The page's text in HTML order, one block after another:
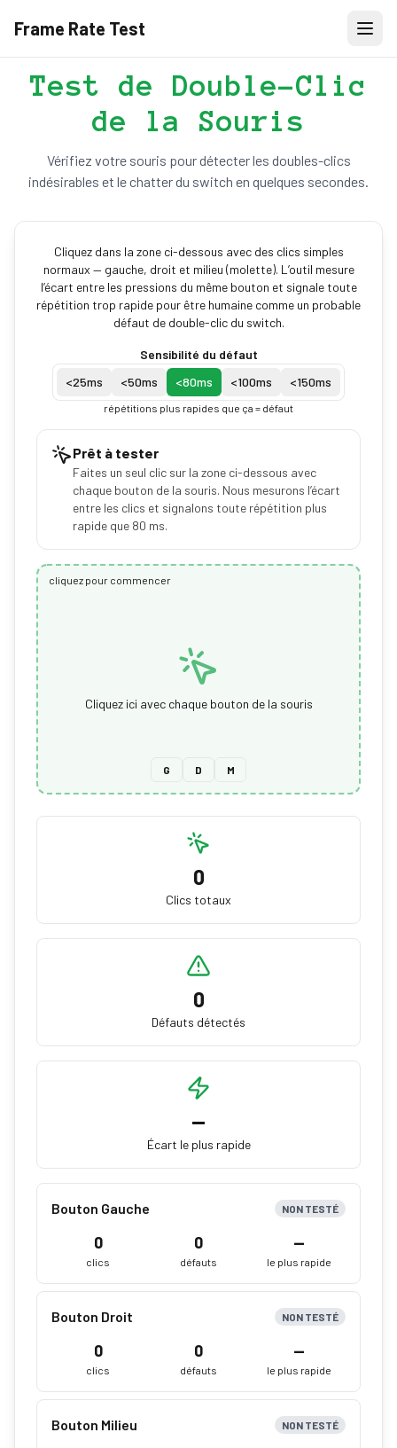
Frame Rate Test
Test de Double-Clic
de la Souris
Vérifiez votre souris pour détecter les doubles-clics
indésirables et le chatter du switch en quelques secondes.
Cliquez dans la zone ci-dessous avec des clics simples
normaux — gauche, droit et milieu (molette). L’outil mesure
l’écart entre les pressions du même bouton et signale toute
répétition trop rapide pour être humaine comme un probable
défaut de double-clic du switch.
Sensibilité du défaut
<25ms <50ms <80ms <100ms <150ms
répétitions plus rapides que ça = défaut
Prêt à tester
Faites un seul clic sur la zone ci-dessous avec
chaque bouton de la souris. Nous mesurons l’écart
entre les clics et signalons toute répétition plus
rapide que 80 ms.
cliquez pour commencer
Cliquez ici avec chaque bouton de la souris
G D M
0
Clics totaux
0
Défauts détectés
—
Écart le plus rapide
Bouton Gauche NON TESTÉ
0
clics
0
défauts
—
le plus rapide
Bouton Droit NON TESTÉ
0
clics
0
défauts
—
le plus rapide
Bouton Milieu NON TESTÉ